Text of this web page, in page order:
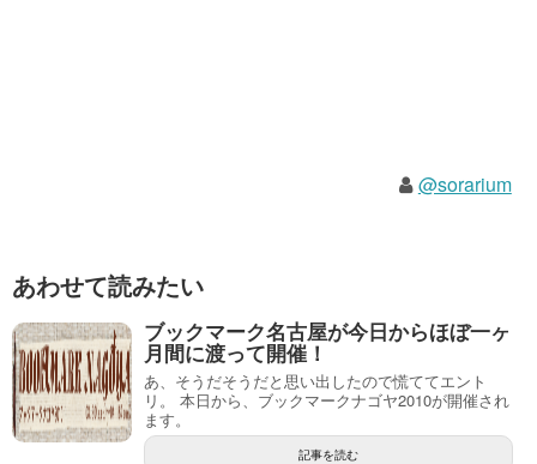
@sorarium
あわせて読みたい
ブックマーク名古屋が今日からほぼ一ヶ
月間に渡って開催！
あ、そうだそうだと思い出したので慌ててエント
リ。 本日から、ブックマークナゴヤ2010が開催され
ます。
記事を読む